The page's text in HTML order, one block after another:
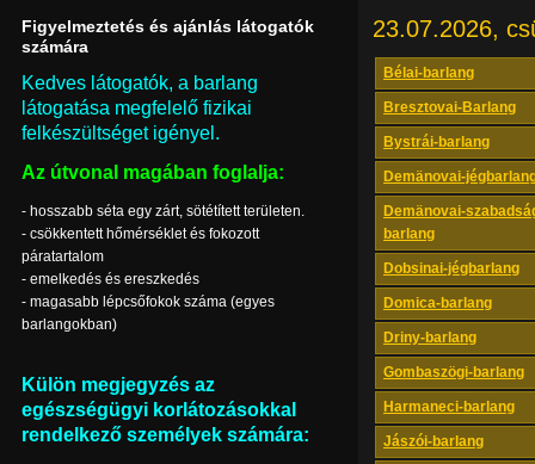
23.07.2026,
Bélai-barlang
Bresztovai-Barlang
Bystrái-barlang
Demänovai-
Demänovai-
barlang
Dobsinai-jégbarlang
Domica-barlang
Driny-barlang
Gombaszögi-barlang
Harmaneci-barlang
Jászói-barlang
Figyelmeztetés és ajánlás látogatók
számára
Kedves látogatók, a barlang
látogatása megfelelő fizikai
felkészültséget igényel.
Az útvonal magában foglalja:
- hosszabb séta egy zárt, sötétített területen.
- csökkentett hőmérséklet és fokozott
páratartalom
- emelkedés és ereszkedés
- magasabb lépcsőfokok száma (egyes
barlangokban)
Külön megjegyzés az
egészségügyi korlátozásokkal
rendelkező személyek számára: